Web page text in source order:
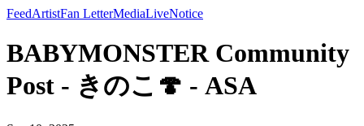
FeedArtistFan LetterMediaLiveNotice
BABYMONSTER Community
Post - きのこ🍄 - ASA